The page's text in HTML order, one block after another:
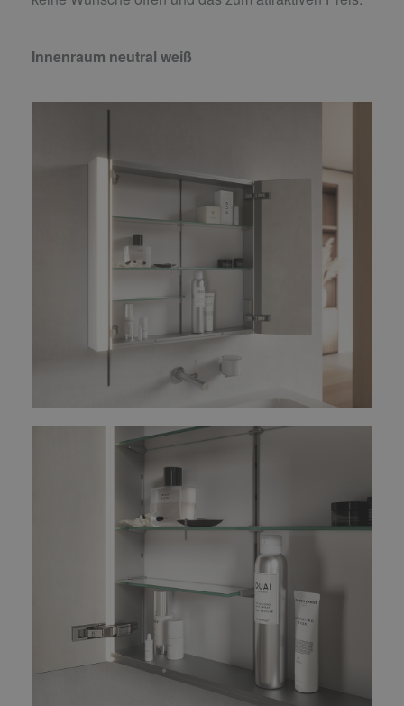
Innenraum neutral weiß